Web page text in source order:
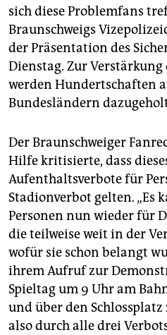
sich diese Problemfans
Braunschweigs
der Präsentation des
Dienstag. Zur
werden Hundertschaften
Bundesländern
Der Braunschweiger
Hilfe kritisierte, dass
Aufenthaltsverbote für
Stadionverbot gelten. „Es
Personen nun wieder für
die teilweise weit in der
wofür sie schon belangt
ihrem Aufruf zur
Spieltag um 9 Uhr am
und über den
also durch alle drei